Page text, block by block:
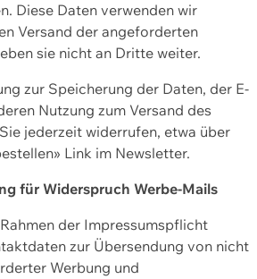
Diese Daten verwenden wir
Versand der angeforderten
sie nicht an Dritte weiter.
zur Speicherung der Daten, der E-
Nutzung zum Versand des
jederzeit widerrufen, etwa über
Link im Newsletter.
für Widerspruch Werbe-Mails
der Impressumspflicht
zur Übersendung von nicht
Werbung und